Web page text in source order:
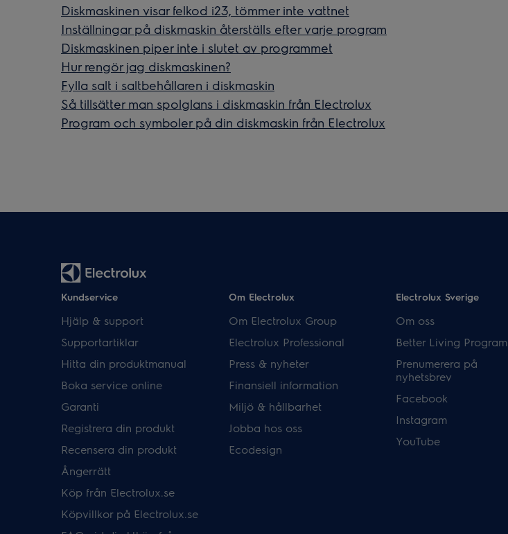
Diskmaskinen visar felkod i23, tömmer inte vattnet
Inställningar på diskmaskin återställs efter varje program
Diskmaskinen piper inte i slutet av programmet
Hur rengör jag diskmaskinen?
Fylla salt i saltbehållaren i diskmaskin
Så tillsätter man spolglans i diskmaskin från Electrolux
Program och symboler på din diskmaskin från Electrolux
Kundservice
Hjälp & support
Supportartiklar
Hitta din produktmanual
Boka service online
Garanti
Registrera din produkt
Recensera din produkt
Ångerrätt
Köp från Electrolux.se
Köpvillkor på Electrolux.se
Om Electrolux
Om Electrolux Group
Electrolux Professional
Press & nyheter
Finansiell information
Miljö & hållbarhet
Jobba hos oss
Ecodesign
Electrolux Sverige
Om oss
Better Living Program
Prenumerera på
nyhetsbrev
Facebook
Instagram
YouTube